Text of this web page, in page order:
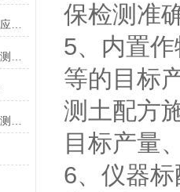
保检测准
5、内置
等的目标
测土配方
目标产量
6、仪器